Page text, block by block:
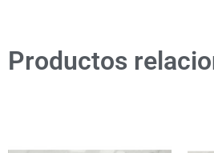
Productos